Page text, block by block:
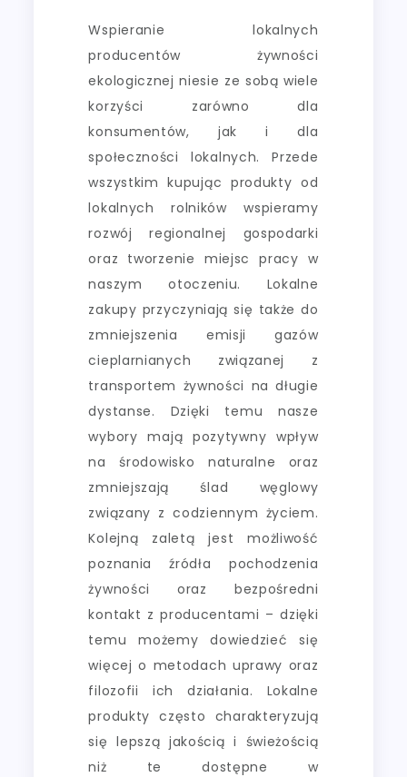
Wspieranie lokalnych
producentów żywności
ekologicznej niesie ze sobą wiele
korzyści zarówno dla
konsumentów, jak i dla
społeczności lokalnych. Przede
wszystkim kupując produkty od
lokalnych rolników wspieramy
rozwój regionalnej gospodarki
oraz tworzenie miejsc pracy w
naszym otoczeniu. Lokalne
zakupy przyczyniają się także do
zmniejszenia emisji gazów
cieplarnianych związanej z
transportem żywności na długie
dystanse. Dzięki temu nasze
wybory mają pozytywny wpływ
na środowisko naturalne oraz
zmniejszają ślad węglowy
związany z codziennym życiem.
Kolejną zaletą jest możliwość
poznania źródła pochodzenia
żywności oraz bezpośredni
kontakt z producentami – dzięki
temu możemy dowiedzieć się
więcej o metodach uprawy oraz
filozofii ich działania. Lokalne
produkty często charakteryzują
się lepszą jakością i świeżością
niż te dostępne w